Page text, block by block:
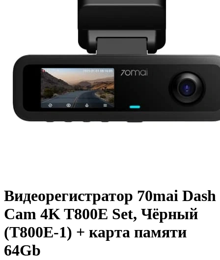
Видеорегистратор 70mai Dash
Cam 4K T800E Set, Чёрный
(T800E-1) + карта памяти
64Gb